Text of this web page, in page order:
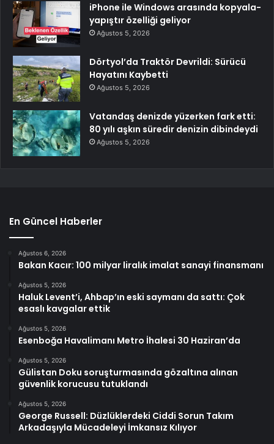
iPhone ile Windows arasında kopyala-
yapıştır özelliği geliyor
Ağustos 5, 2026
Dörtyol’da Traktör Devrildi: Sürücü
Hayatını Kaybetti
Ağustos 5, 2026
Vatandaş denizde yüzerken fark etti:
80 yılı aşkın süredir denizin dibindeydi
Ağustos 5, 2026
En Güncel Haberler
Ağustos 6, 2026
Bakan Kacır: 100 milyar liralık imalat sanayi finansmanı
Ağustos 5, 2026
Haluk Levent’i, Ahbap’ın eski saymanı da sattı: Çok
esaslı kavgalar ettik
Ağustos 5, 2026
Esenboğa Havalimanı Metro İhalesi 30 Haziran’da
Ağustos 5, 2026
Gülistan Doku soruşturmasında gözaltına alınan
güvenlik korucusu tutuklandı
Ağustos 5, 2026
George Russell: Düzlüklerdeki Ciddi Sorun Takım
Arkadaşıyla Mücadeleyi İmkansız Kılıyor